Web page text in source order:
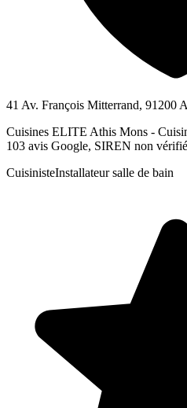
41 Av. François Mitterrand, 91200
Cuisines ELITE Athis Mons -
103 avis Google, SIREN non
CuisinisteInstallateur salle de bain